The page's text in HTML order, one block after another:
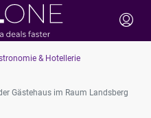
& Hotellerie
Gästehaus im Raum Landsberg